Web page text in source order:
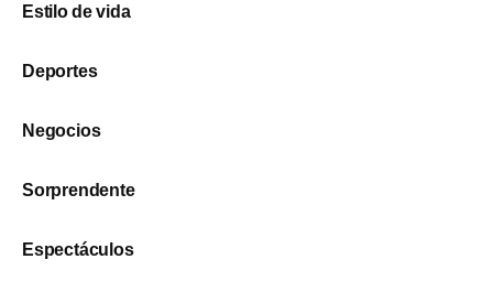
Estilo de vida
Deportes
Negocios
Sorprendente
Espectáculos